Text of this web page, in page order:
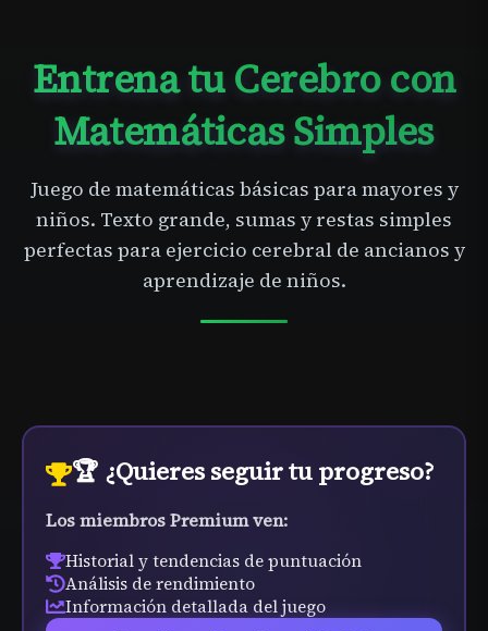
Entrena tu Cerebro con
Matemáticas Simples
Juego de matemáticas básicas para mayores y
niños. Texto grande, sumas y restas simples
perfectas para ejercicio cerebral de ancianos y
aprendizaje de niños.
🏆 ¿Quieres seguir tu progreso?
Los miembros Premium ven:
Historial y tendencias de puntuación
Análisis de rendimiento
Información detallada del juego